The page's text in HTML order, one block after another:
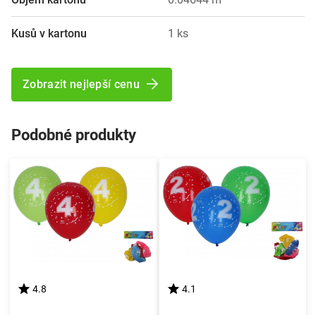
Kusů v kartonu 1 ks
Zobrazit nejlepší cenu
Podobné produkty
4.8 4.1